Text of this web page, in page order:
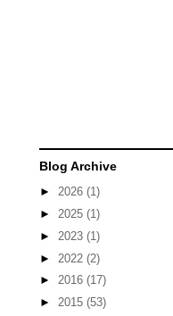
Blog Archive
► 2026 (1)
► 2025 (1)
► 2023 (1)
► 2022 (2)
► 2016 (17)
► 2015 (53)